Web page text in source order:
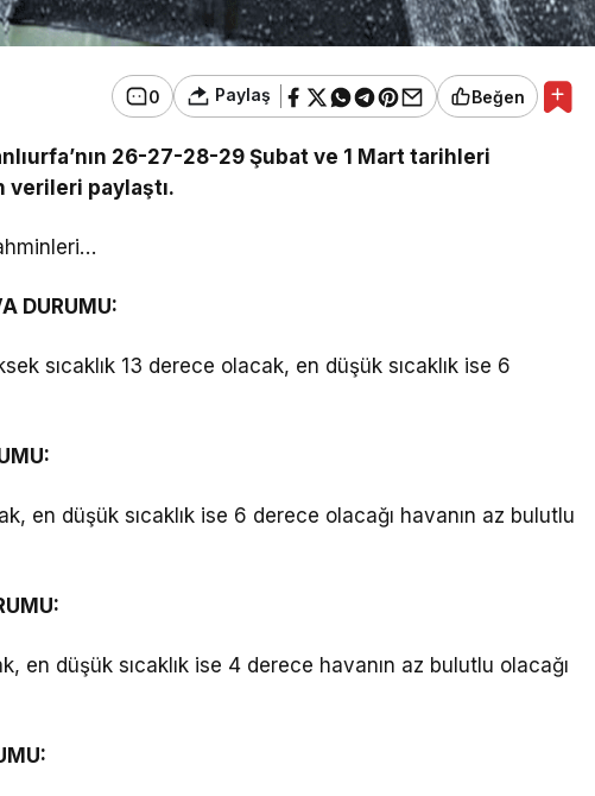
0 Paylaş Beğen
26-27-28-29 Şubat ve 1 Mart tarihleri
verileri paylaştı.
DURUMU:
sıcaklık 13 derece olacak, en düşük sıcaklık ise 6
en düşük sıcaklık ise 6 derece olacağı havanın az bulutlu
en düşük sıcaklık ise 4 derece havanın az bulutlu olacağı